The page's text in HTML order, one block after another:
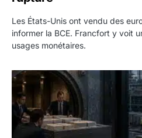
Les États-Unis ont vendu des
informer la BCE. Francfort y voit
usages monétaires.
Jane Street négocie le